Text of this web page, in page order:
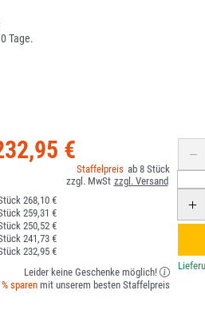
Tage.
€
8
268,10 €
259,31 €
250,52 €
241,73 €
232,95 €
Leider keine Geschenke möglich!
sparenmit unserem besten Staffelpreis